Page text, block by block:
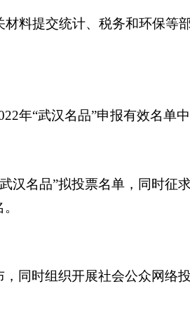
料提交统计、税务和环保等
年“武汉名品”申报有效名单
名品”拟投票名单，同时征
同时组织开展社会公众网络投